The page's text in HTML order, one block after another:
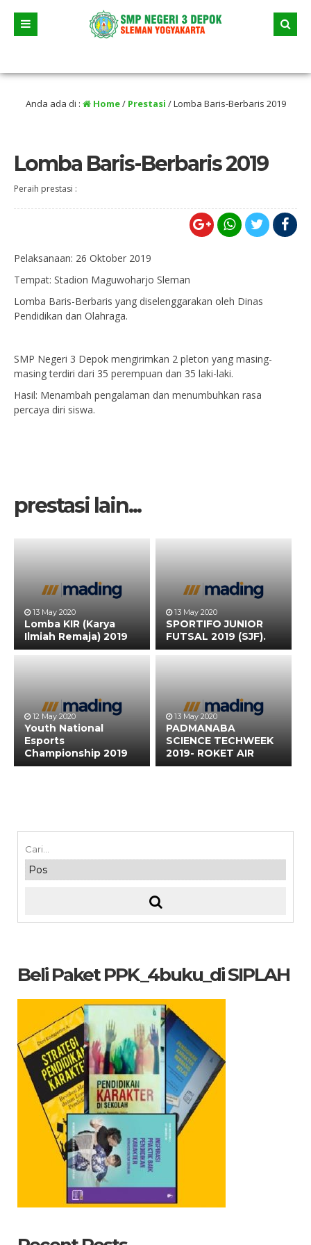
selama liburan
Anda ada di : Home/ Prestasi /Lomba Baris-Berbaris 2019
Lomba Baris-Berbaris 2019
Peraih prestasi :
Pelaksanaan: 26 Oktober 2019
Tempat: Stadion Maguwoharjo Sleman
Lomba Baris-Berbaris yang diselenggarakan oleh Dinas
Pendidikan dan Olahraga.
SMP Negeri 3 Depok mengirimkan 2 pleton yang masing-
masing terdiri dari 35 perempuan dan 35 laki-laki.
Hasil: Menambah pengalaman dan menumbuhkan rasa
percaya diri siswa.
prestasi lain...
13 May 2020
Lomba KIR (Karya
Ilmiah Remaja) 2019
13 May 2020
SPORTIFO JUNIOR
FUTSAL 2019 (SJF).
12 May 2020
Youth National
Esports
Championship 2019
13 May 2020
PADMANABA
SCIENCE TECHWEEK
2019- ROKET AIR
Beli Paket PPK_4buku_di SIPLAH